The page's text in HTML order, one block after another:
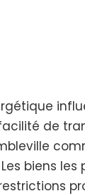
de
biens les